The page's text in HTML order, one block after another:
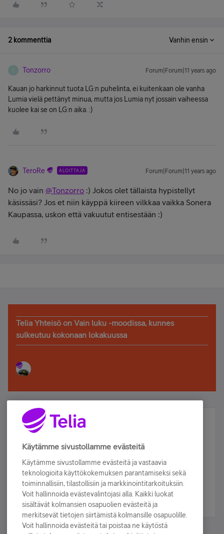
2 kommenttia Vanhin ensin
T Tonzorro Forum|Forum|11 years ago
Kauan jo harkinnut tuota LG:n puhelinta, ei kuitenkaan ole vanha
Lumia vielä pettänyt minua, mutta jos Lumia nyt jossain vaiheessa
kuolee kai se on LG:n aika. :)
TeroRe ALOITTAJA Forum|Forum|11 years ago
No jo vain @Tonzorro :) Jokos olet tällaista hypistellyt
käsissäsi? Jos et niin käyppä kiireen vilkkaa vaikka Sonera
Kaupassa, uskon että vakuutut entisestään :)
Telia Yhteisö on Vain luku -moodissa, kunnes
sulkeutuu kokonaan lokakuussa
Älä jää paitsi – osallistu ja voita!
Tilaa Telian uutiskirje ja olet mukana arvonnassa.
sähköpostiisi.
Tilaa nyt
Käytämme sivustollamme evästeitä
Käytämme sivustollamme evästeitä ja vastaavia
teknologioita käyttökokemuksen parantamiseksi sekä
toiminnallisiin, tilastollisiin ja markkinointitarkoituksiin.
Voit hallinnoida evästevalintojasi alla. Kaikki luokat
sisältävät kolmansien osapuolien evästeitä ja
merkitsevät tietojen siirtämistä kolmansille osapuolille.
Voit hallinnoida evästeitä tai poistaa ne käytöstä